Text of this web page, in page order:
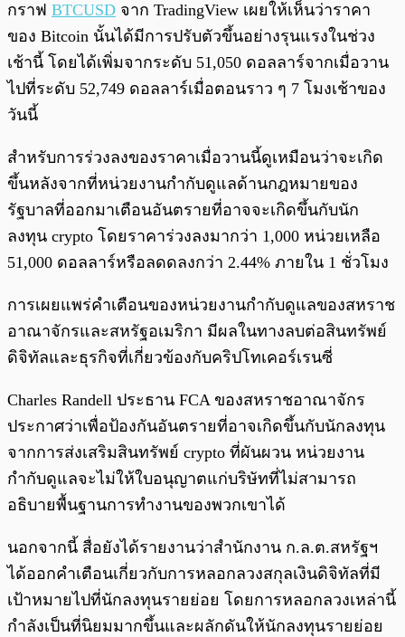
กราฟ BTCUSD จาก TradingView เผยให้เห็นว่าราคา
ของ Bitcoin นั้นได้มีการปรับตัวขึ้นอย่างรุนแรงในช่วง
เช้านี้ โดยได้เพิ่มจากระดับ 51,050 ดอลลาร์จากเมื่อวาน
ไปที่ระดับ 52,749 ดอลลาร์เมื่อตอนราว ๆ 7 โมงเช้าของ
วันนี้
สำหรับการร่วงลงของราคาเมื่อวานนี้ดูเหมือนว่าจะเกิด
ขึ้นหลังจากที่หน่วยงานกำกับดูแลด้านกฎหมายของ
รัฐบาลที่ออกมาเตือนอันตรายที่อาจจะเกิดขึ้นกับนัก
ลงทุน crypto โดยราคาร่วงลงมากว่า 1,000 หน่วยเหลือ
51,000 ดอลลาร์หรือลดดลงกว่า 2.44% ภายใน 1 ชั่วโมง
การเผยแพร่คำเตือนของหน่วยงานกำกับดูแลของสหราช
อาณาจักรและสหรัฐอเมริกา มีผลในทางลบต่อสินทรัพย์
ดิจิทัลและธุรกิจที่เกี่ยวข้องกับคริปโทเคอร์เรนซี่
Charles Randell ประธาน FCA ของสหราชอาณาจักร
ประกาศว่าเพื่อป้องกันอันตรายที่อาจเกิดขึ้นกับนักลงทุน
จากการส่งเสริมสินทรัพย์ crypto ที่ผันผวน หน่วยงาน
กำกับดูแลจะไม่ให้ใบอนุญาตแก่บริษัทที่ไม่สามารถ
อธิบายพื้นฐานการทำงานของพวกเขาได้
นอกจากนี้ สื่อยังได้รายงานว่าสำนักงาน ก.ล.ต.สหรัฐฯ
ได้ออกคำเตือนเกี่ยวกับการหลอกลวงสกุลเงินดิจิทัลที่มี
เป้าหมายไปที่นักลงทุนรายย่อย โดยการหลอกลวงเหล่านี้
กำลังเป็นที่นิยมมากขึ้นและผลักดันให้นักลงทุนรายย่อย